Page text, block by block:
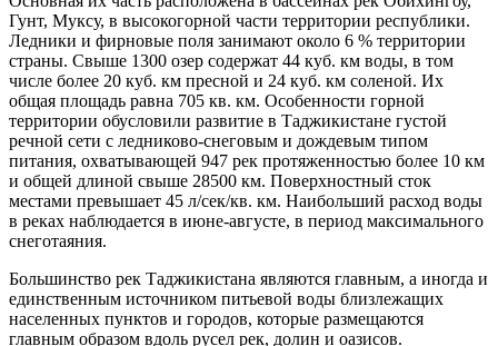
Гунт, Муксу, в высокогорной части территории республики.
Ледники и фирновые поля занимают около 6 % территории
страны. Свыше 1300 озер содержат 44 куб. км воды, в том
числе более 20 куб. км пресной и 24 куб. км соленой. Их
общая площадь равна 705 кв. км. Особенности горной
территории обусловили развитие в Таджикистане густой
речной сети с ледниково-снеговым и дождевым типом
питания, охватывающей 947 рек протяженностью более 10 км
и общей длиной свыше 28500 км. Поверхностный сток
местами превышает 45 л/сек/кв. км. Наибольший расход воды
в реках наблюдается в июне-августе, в период максимального
снеготаяния.
Большинство рек Таджикистана являются главным, а иногда и
единственным источником питьевой воды близлежащих
населенных пунктов и городов, которые размещаются
главным образом вдоль русел рек, долин и оазисов.